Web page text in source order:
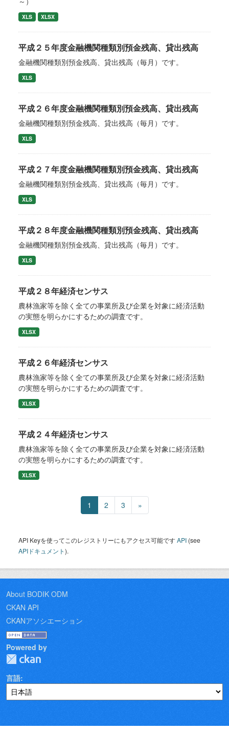
XLS XLSX
平成２５年度金融機関種類別預金残高、貸出残高
金融機関種類別預金残高、貸出残高（毎月）です。
XLS
平成２６年度金融機関種類別預金残高、貸出残高
金融機関種類別預金残高、貸出残高（毎月）です。
XLS
平成２７年度金融機関種類別預金残高、貸出残高
金融機関種類別預金残高、貸出残高（毎月）です。
XLS
平成２８年度金融機関種類別預金残高、貸出残高
金融機関種類別預金残高、貸出残高（毎月）です。
XLS
平成２８年経済センサス
農林漁家等を除く全ての事業所及び企業を対象に経済活動
の実態を明らかにするための調査です。
XLSX
平成２６年経済センサス
農林漁家等を除く全ての事業所及び企業を対象に経済活動
の実態を明らかにするための調査です。
XLSX
平成２４年経済センサス
農林漁家等を除く全ての事業所及び企業を対象に経済活動
の実態を明らかにするための調査です。
XLSX
1 2 3 »
API Keyを使ってこのレジストリーにもアクセス可能ですAPI (see
APIドキュメント).
About BODIK ODM
CKAN API
CKANアソシエーション
Powered by
言語